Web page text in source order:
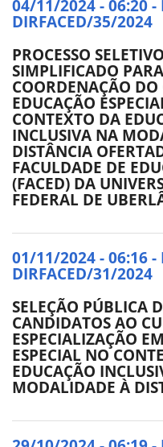
04/11/2024 - 06:20 -
DIRFACED/35/2024
PROCESSO SELETIVO
SIMPLIFICADO
COORDENAÇÃO DO
EDUCAÇÃO
CONTEXTO DA
INCLUSIVA NA
DISTÂNCIA
FACULDADE DE
(FACED) DA
FEDERAL DE
01/11/2024 - 06:16 -
DIRFACED/31/2024
SELEÇÃO PÚBLICA
CANDIDATOS AO
ESPECIALIZAÇÃO
ESPECIAL NO
EDUCAÇÃO
MODALIDADE À